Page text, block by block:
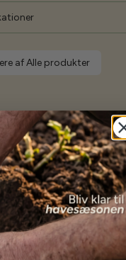
af Alle produkter